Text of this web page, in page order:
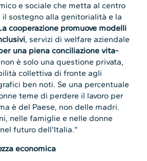
e sociale che metta al centro
il sostegno alla genitorialità e la
cooperazione promuove modelli
, servizi di welfare aziendale
una piena conciliazione vita-
è solo una questione privata,
collettiva di fronte agli
ben noti. Se una percentuale
teme di perdere il lavoro per
è del Paese, non delle madri.
nelle famiglie e nelle donne
futuro dell’Italia.”
economica